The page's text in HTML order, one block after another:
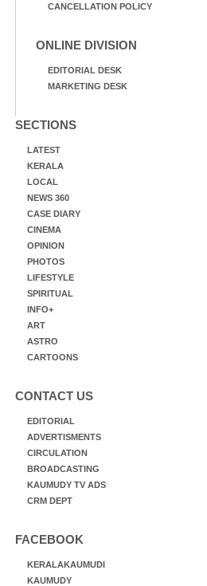
CANCELLATION POLICY
ONLINE DIVISION
EDITORIAL DESK
MARKETING DESK
SECTIONS
LATEST
KERALA
LOCAL
NEWS 360
CASE DIARY
CINEMA
OPINION
PHOTOS
LIFESTYLE
SPIRITUAL
INFO+
ART
ASTRO
CARTOONS
CONTACT US
EDITORIAL
ADVERTISMENTS
CIRCULATION
BROADCASTING
KAUMUDY TV ADS
CRM DEPT
FACEBOOK
KERALAKAUMUDI
KAUMUDY